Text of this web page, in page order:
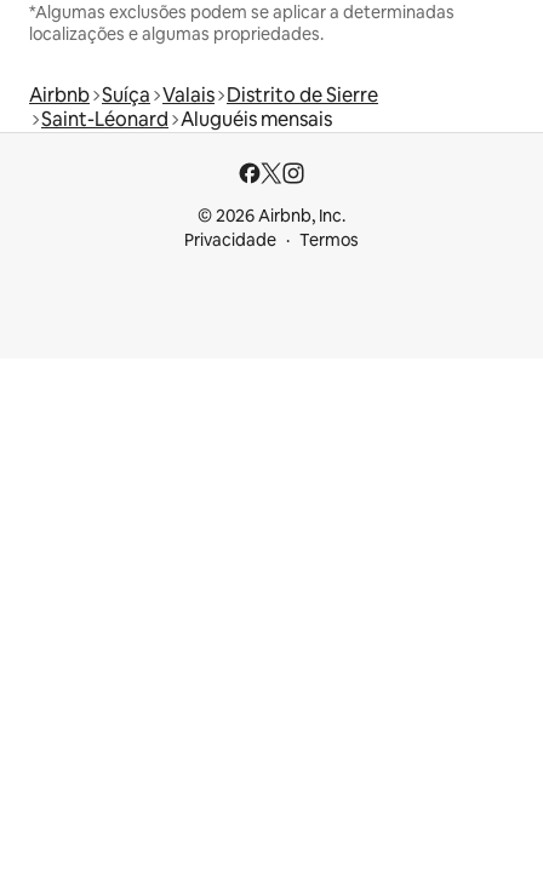
*Algumas exclusões podem se aplicar a determinadas
localizações e algumas propriedades.
Airbnb Suíça Valais Distrito de Sierre
Saint-Léonard Aluguéis mensais
© 2026 Airbnb, Inc.
Privacidade
Termos